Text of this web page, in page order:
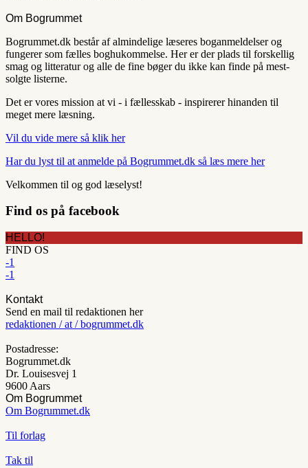
Om Bogrummet
Bogrummet.dk består af almindelige læseres boganmeldelser og
fungerer som fælles boghukommelse. Her er der plads til forskellig
smag og litteratur og alle de fine bøger du ikke kan finde på mest-
solgte listerne.
Det er vores mission at vi - i fællesskab - inspirerer hinanden til
meget mere læsning.
Vil du vide mere så klik her
Har du lyst til at anmelde på Bogrummet.dk så læs mere her
Velkommen til og god læselyst!
Find os på facebook
HELLO!
FIND OS
-1
-1
Kontakt
Send en mail til redaktionen her
redaktionen / at / bogrummet.dk
Postadresse:
Bogrummet.dk
Dr. Louisesvej 1
9600 Aars
Om Bogrummet
Om Bogrummet.dk
Til forlag
Tak til